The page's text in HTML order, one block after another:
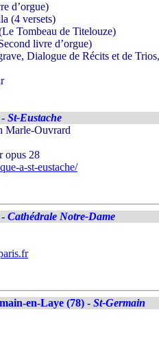
d’orgue)
(4 versets)
Tombeau de Titelouze)
livre d’orgue)
Dialogue de Récits et de
St-Eustache
Marle-Ouvrard
opus 28
a-st-eustache/
Cathédrale Notre-Dame
en-Laye (78) - St-Germain